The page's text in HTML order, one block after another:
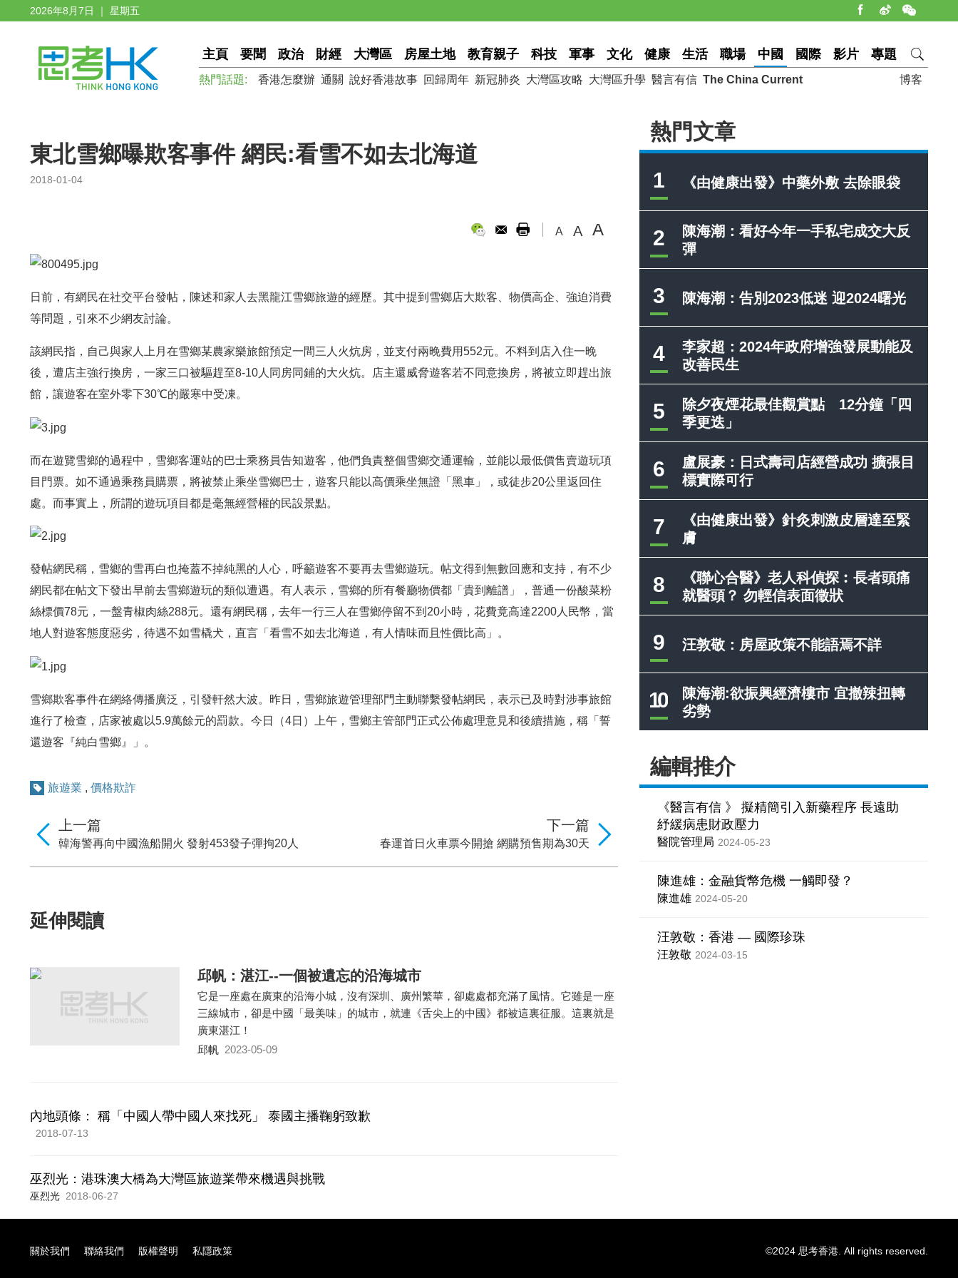
2026年8月7日 ｜ 星期五
主頁 要聞 政治 財經 大灣區 房屋土地 教育親子 科技 軍事 文化 健康 生活 職場 中國 國際 影片 專題
博客
熱門話題: 香港怎麼辦 通關 說好香港故事 回歸周年 新冠肺炎 大灣區攻略 大灣區升學 醫言有信 The China Current
熱門文章
1 《由健康出發》中藥外敷 去除眼袋
2
陳海潮：看好今年一手私宅成交大反
彈
3 陳海潮：告別2023低迷 迎2024曙光
4
李家超：2024年政府增強發展動能及
改善民生
5
除夕夜煙花最佳觀賞點 12分鐘「四
季更迭」
6
盧展豪：日式壽司店經營成功 擴張目
標實際可行
7
《由健康出發》針灸刺激皮層達至緊
膚
8
《聯心合醫》老人科偵探︰長者頭痛
就醫頭？ 勿輕信表面徵狀
9 汪敦敬：房屋政策不能語焉不詳
10
陳海潮:欲振興經濟樓市 宜撤辣扭轉
劣勢
編輯推介
《醫言有信 》 擬精簡引入新藥程序 長遠助
紓緩病患財政壓力
醫院管理局 2024-05-23
陳進雄：金融貨幣危機 一觸即發？
陳進雄 2024-05-20
汪敦敬：香港 — 國際珍珠
汪敦敬 2024-03-15
東北雪鄉曝欺客事件 網民:看雪不如去北海道
2018-01-04
A A A
日前，有網民在社交平台發帖，陳述和家人去黑龍江雪鄉旅遊的經歷。其中提到雪鄉店大欺客、物價高企、強迫消費
等問題，引來不少網友討論。
該網民指，自己與家人上月在雪鄉某農家樂旅館預定一間三人火炕房，並支付兩晚費用552元。不料到店入住一晚
後，遭店主強行換房，一家三口被驅趕至8-10人同房同鋪的大火炕。店主還威脅遊客若不同意換房，將被立即趕出旅
館，讓遊客在室外零下30℃的嚴寒中受凍。
而在遊覽雪鄉的過程中，雪鄉客運站的巴士乘務員告知遊客，他們負責整個雪鄉交通運輸，並能以最低價售賣遊玩項
目門票。如不通過乘務員購票，將被禁止乘坐雪鄉巴士，遊客只能以高價乘坐無證「黑車」，或徒步20公里返回住
處。而事實上，所謂的遊玩項目都是毫無經營權的民設景點。
發帖網民稱，雪鄉的雪再白也掩蓋不掉純黑的人心，呼籲遊客不要再去雪鄉遊玩。帖文得到無數回應和支持，有不少
網民都在帖文下發出早前去雪鄉遊玩的類似遭遇。有人表示，雪鄉的所有餐廳物價都「貴到離譜」，普通一份酸菜粉
絲標價78元，一盤青椒肉絲288元。還有網民稱，去年一行三人在雪鄉停留不到20小時，花費竟高達2200人民幣，當
地人對遊客態度惡劣，待遇不如雪橇犬，直言「看雪不如去北海道，有人情味而且性價比高」。
雪鄉欺客事件在網絡傳播廣泛，引發軒然大波。昨日，雪鄉旅遊管理部門主動聯繫發帖網民，表示已及時對涉事旅館
進行了檢查，店家被處以5.9萬餘元的罰款。今日（4日）上午，雪鄉主管部門正式公佈處理意見和後續措施，稱「誓
還遊客『純白雪鄉』」。
旅遊業 , 價格欺詐
下一篇
春運首日火車票今開搶 網購預售期為30天
上一篇
韓海警再向中國漁船開火 發射453發子彈拘20人
延伸閱讀
邱帆：湛江--一個被遺忘的沿海城市
它是一座處在廣東的沿海小城，沒有深圳、廣州繁華，卻處處都充滿了風情。它雖是一座
三線城市，卻是中國「最美味」的城市，就連《舌尖上的中國》都被這裏征服。這裏就是
廣東湛江！
邱帆 2023-05-09
內地頭條： 稱「中國人帶中國人來找死」 泰國主播鞠躬致歉
2018-07-13
巫烈光：港珠澳大橋為大灣區旅遊業帶來機遇與挑戰
巫烈光 2018-06-27
關於我們 聯絡我們 版權聲明 私隱政策 ©2024 思考香港. All rights reserved.